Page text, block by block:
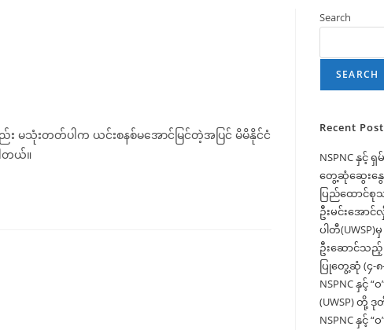
သုံးတတ်ပါက ယင်းစနစ်မအောင်မြင်တဲ့အပြင် မိမိနိုင်ငံ
တယ်။
Search
SEARCH
Recent
NSPNC နှင့်
တွေ့ဆုံဆွေးနွေ
ပြည်ထောင်စု
ဦးမင်းအော
ပါတီ
ဦးဆောင်သ
ပြုတွေ့ဆုံ (၄-၈
NSPNC နှင့်
(UWSP) တို့
NSPNC နှင့်